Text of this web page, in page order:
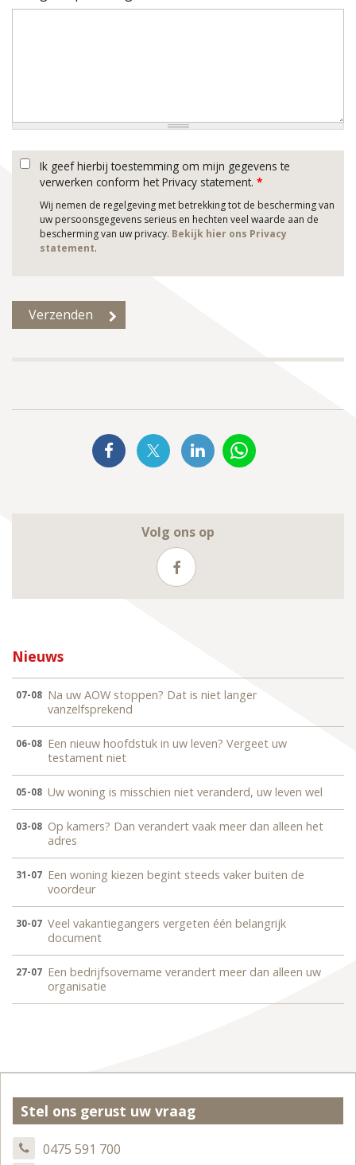
Ik geef hierbij toestemming om mijn gegevens te
verwerken conform het Privacy statement. *
Wij nemen de regelgeving met betrekking tot de bescherming van
uw persoonsgegevens serieus en hechten veel waarde aan de
bescherming van uw privacy. Bekijk hier ons Privacy
statement.
Volg ons op
Nieuws
07-08 Na uw AOW stoppen? Dat is niet langer
vanzelfsprekend
06-08 Een nieuw hoofdstuk in uw leven? Vergeet uw
testament niet
05-08 Uw woning is misschien niet veranderd, uw leven wel
03-08 Op kamers? Dan verandert vaak meer dan alleen het
adres
31-07 Een woning kiezen begint steeds vaker buiten de
voordeur
30-07 Veel vakantiegangers vergeten één belangrijk
document
27-07 Een bedrijfsovername verandert meer dan alleen uw
organisatie
Stel ons gerust uw vraag
0475 591 700